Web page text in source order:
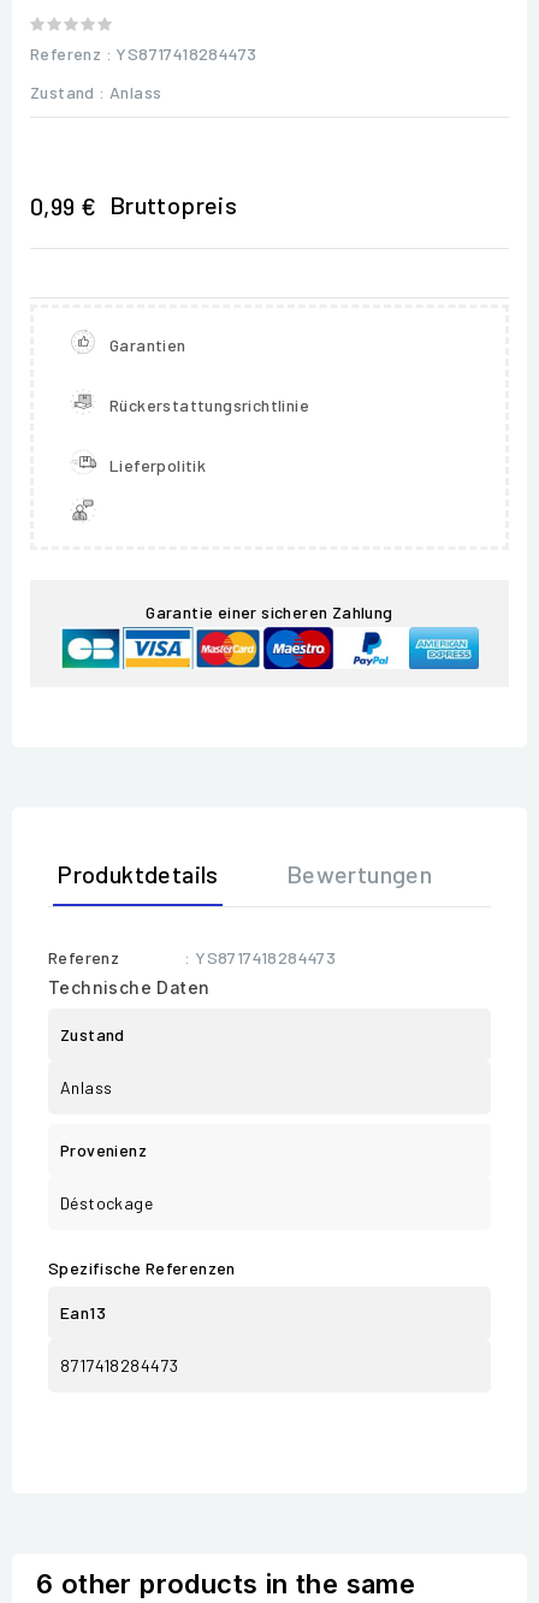
Referenz : YS8717418284473
Zustand : Anlass
0,99 € Bruttopreis
Garantien
Rückerstattungsrichtlinie
Lieferpolitik
Garantie einer sicheren Zahlung
Produktdetails Bewertungen
Referenz
: YS8717418284473
Technische Daten
Zustand
Anlass
Provenienz
Déstockage
Spezifische Referenzen
Ean13
8717418284473
6 other products in the same